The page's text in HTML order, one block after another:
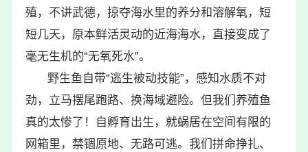
殖，不讲武德，掠夺海水里的养分和溶解氧，短
短几天，原本鲜活灵动的近海海水，直接变成了
毫无生机的“无氧死水”。
野生鱼自带“逃生被动技能”，感知水质不对
劲，立马摆尾跑路、换海域避险。但我们养殖鱼
真的太惨了！自孵育出生，就蜗居在空间有限的
网箱里，禁锢原地、无路可逃。我们拼命挣扎、